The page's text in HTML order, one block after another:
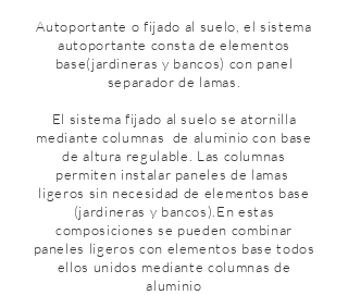
Autoportante o fijado al suelo, el sistema
autoportante consta de elementos
base(jardineras y bancos) con panel
separador de lamas.
El sistema fijado al suelo se atornilla
mediante columnas de aluminio con base
de altura regulable. Las columnas
permiten instalar paneles de lamas
ligeros sin necesidad de elementos base
(jardineras y bancos).En estas
composiciones se pueden combinar
paneles ligeros con elementos base todos
ellos unidos mediante columnas de
aluminio